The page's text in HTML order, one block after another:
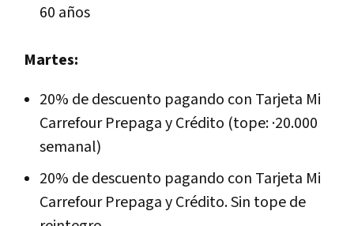
60 años
Martes:
20% de descuento pagando con Tarjeta Mi
Carrefour Prepaga y Crédito (tope: ·20.000
semanal)
20% de descuento pagando con Tarjeta Mi
Carrefour Prepaga y Crédito. Sin tope de